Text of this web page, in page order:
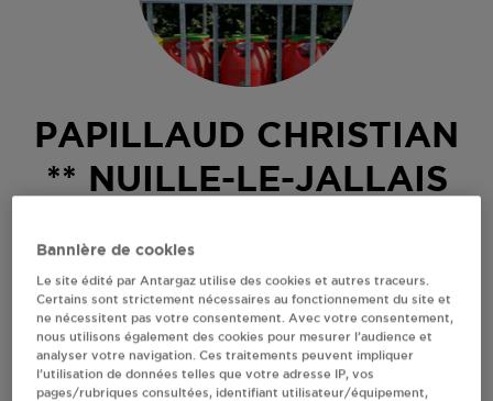
PAPILLAUD CHRISTIAN
** NUILLE-LE-JALLAIS
72370NUILLE-LE-JALLAIS
Revendeur de bouteilles de gaz
S'Y RENDRE
Bannière de cookies
Le site édité par Antargaz utilise des cookies et autres traceurs.
Certains sont strictement nécessaires au fonctionnement du site et
ne nécessitent pas votre consentement. Avec votre consentement,
nous utilisons également des cookies pour mesurer l’audience et
analyser votre navigation. Ces traitements peuvent impliquer
l’utilisation de données telles que votre adresse IP, vos
pages/rubriques consultées, identifiant utilisateur/équipement,